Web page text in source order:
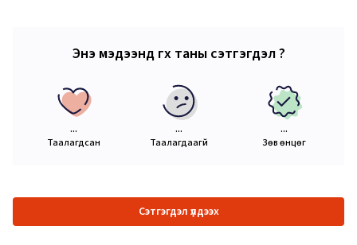
Энэ мэдээнд өгөх таны сэтгэгдэл ?
...
Таалагдсан
...
Таалагдаагүй
...
Зөв өнцөг
Сэтгэгдэл үлдээх